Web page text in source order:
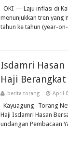
OKI — Laju inflasi di
menunjukkan tren yang
tahun ke tahun (year-
Isdamri
Haji
berita torang April
Kayuagung- Torang
Haji Isdamri Hasan
undangan Pembacaan